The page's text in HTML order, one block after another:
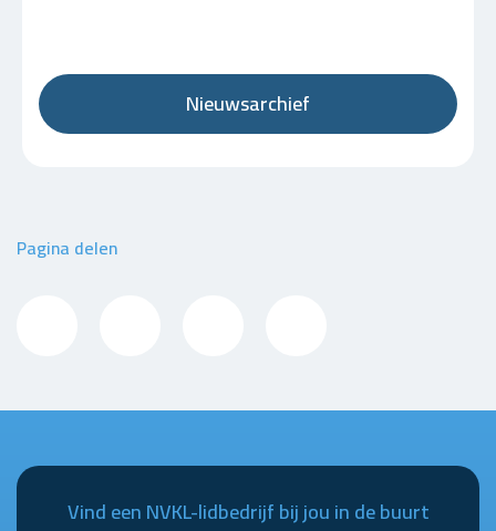
Nieuwsarchief
Pagina delen
Vind een NVKL-lidbedrijf bij jou in de buurt